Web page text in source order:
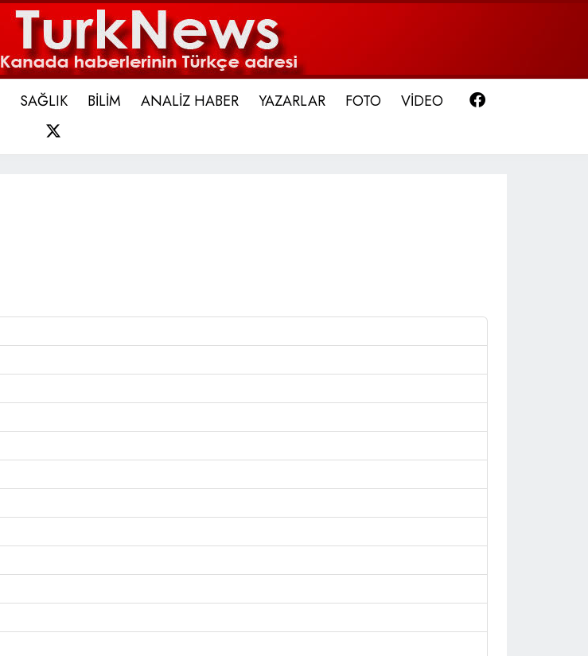
SAĞLIK BİLİM ANALİZ HABER YAZARLAR FOTO VİDEO